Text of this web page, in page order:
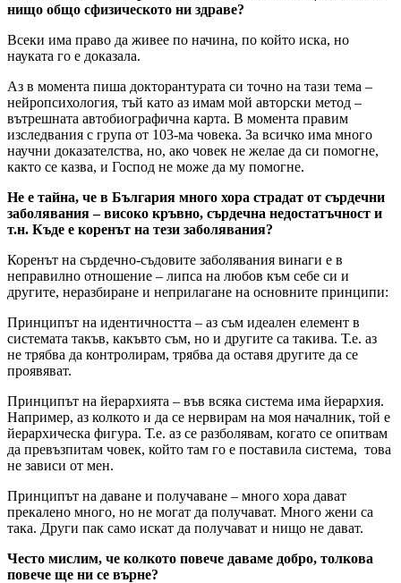
нищо общо сфизическото ни здраве?
Всеки има право да живее по начина, по който иска, но
науката го е доказала.
Аз в момента пиша докторантурата си точно на тази тема –
нейропсихология, тъй като аз имам мой авторски метод –
вътрешната автобиографична карта. В момента правим
изследвания с група от 103-ма човека. За всичко има много
научни доказателства, но, ако човек не желае да си помогне,
както се казва, и Господ не може да му помогне.
Не е тайна, че в България много хора страдат от сърдечни
заболявания – високо кръвно, сърдечна недостатъчност и
т.н. Къде е коренът на тези заболявания?
Коренът на сърдечно-съдовите заболявания винаги е в
неправилно отношение – липса на любов към себе си и
другите, неразбиране и неприлагане на основните принципи:
Принципът на идентичността – аз съм идеален елемент в
системата такъв, какъвто съм, но и другите са такива. Т.е. аз
не трябва да контролирам, трябва да оставя другите да се
проявяват.
Принципът на йерархията – във всяка система има йерархия.
Например, аз колкото и да се нервирам на моя началник, той е
йерархическа фигура. Т.е. аз се разболявам, когато се опитвам
да превъзпитам човек, който там го е поставила система, това
не зависи от мен.
Принципът на даване и получаване – много хора дават
прекалено много, но не могат да получават. Много жени са
така. Други пак само искат да получават и нищо не дават.
Често мислим, че колкото повече даваме добро, толкова
повече ще ни се върне?